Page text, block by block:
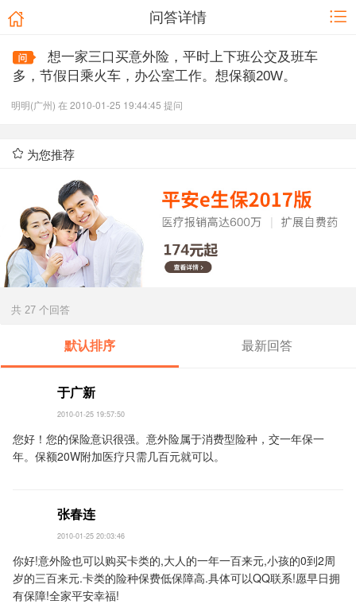
问答详情
想一家三口买意外险，平时上下班公交及班车
多，节假日乘火车，办公室工作。想保额20W。
明明(广州) 在 2010-01-25 19:44:45 提问
为您推荐
共 27 个回答
默认排序 最新回答
于广新
2010-01-25 19:57:50
您好！您的保险意识很强。意外险属于消费型险种，交一年保一
年。保额20W附加医疗只需几百元就可以。
张春连
2010-01-25 20:03:46
你好!意外险也可以购买卡类的,大人的一年一百来元,小孩的0到2周
岁的三百来元.卡类的险种保费低保障高.具体可以QQ联系!愿早日拥
有保障!全家平安幸福!